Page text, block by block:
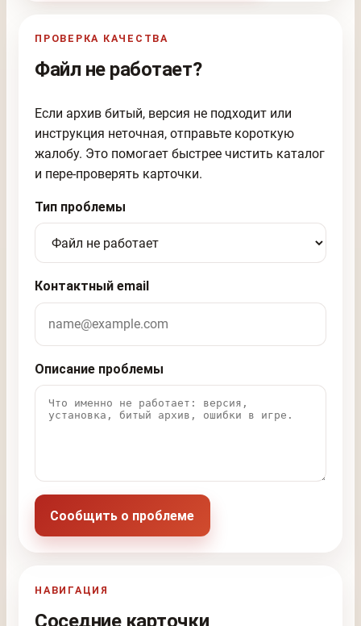
ПРОВЕРКА КАЧЕСТВА
Файл не работает?
Если архив битый, версия не подходит или
инструкция неточная, отправьте короткую
жалобу. Это помогает быстрее чистить каталог
и пере-проверять карточки.
Тип проблемы
Контактный email
Описание проблемы
Сообщить о проблеме
НАВИГАЦИЯ
Соседние карточки